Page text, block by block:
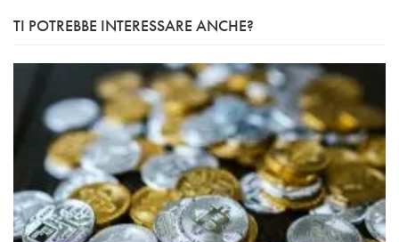
TI POTREBBE INTERESSARE ANCHE?